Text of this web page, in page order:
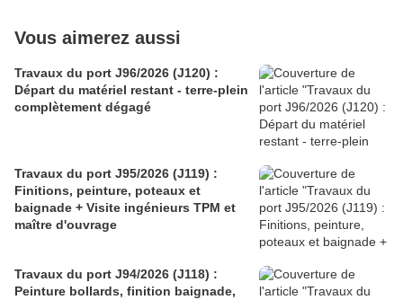
Vous aimerez aussi
Travaux du port J96/2026 (J120) :
Départ du matériel restant - terre-plein
complètement dégagé
Travaux du port J95/2026 (J119) :
Finitions, peinture, poteaux et
baignade + Visite ingénieurs TPM et
maître d'ouvrage
Travaux du port J94/2026 (J118) :
Peinture bollards, finition baignade,